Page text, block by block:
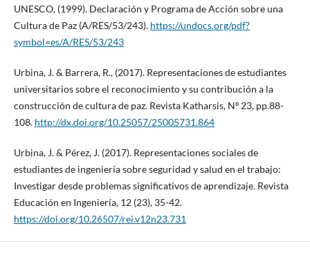
UNESCO, (1999). Declaración y Programa de Acción sobre una
Cultura de Paz (A/RES/53/243). https://undocs.org/pdf?
symbol=es/A/RES/53/243
Urbina, J. & Barrera, R., (2017). Representaciones de estudiantes
universitarios sobre el reconocimiento y su contribución a la
construcción de cultura de paz. Revista Katharsis, Nº 23, pp.88-
108. http://dx.doi.org/10.25057/25005731.864
Urbina, J. & Pérez, J. (2017). Representaciones sociales de
estudiantes de ingeniería sobre seguridad y salud en el trabajo:
Investigar desde problemas significativos de aprendizaje. Revista
Educación en Ingeniería, 12 (23), 35-42.
https://doi.org/10.26507/rei.v12n23.731